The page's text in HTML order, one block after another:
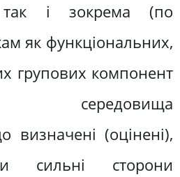
так і зокрема (по
як функціональних,
групових компонент
середовища
визначені (оцінені),
сильні сторони